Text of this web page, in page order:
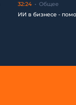
32:24
Общее
ИИ в бизнесе -